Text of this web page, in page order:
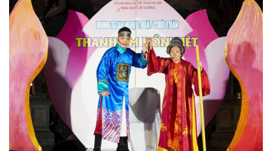
hòa quyện trong không gian của phố đi bộ hồ Hoàn Kiếm. Đặc
biệt, chương trình có sự giao lưu của các nghệ sĩ đến từ
phương Nam, góp phần tạo nên cuộc gặp gỡ nghệ thuật giàu
cảm xúc.